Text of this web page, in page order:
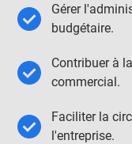
Gérer
budgétaire.
Contribuer à
commercial.
Faciliter la
l'entreprise.